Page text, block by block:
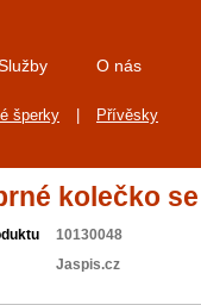
O nás
šperky Přívěsky
kolečko
10130048
Jaspis.cz